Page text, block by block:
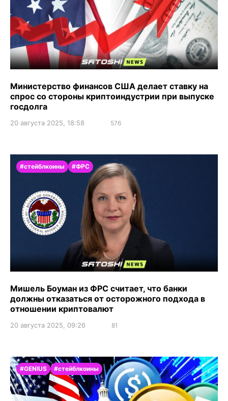
Министерство финансов США делает ставку на
спрос со стороны криптоиндустрии при выпуске
госдолга
20 августа 2025, 18:58 576
#стейблкоины #ФРС
Мишель Боуман из ФРС считает, что банки
должны отказаться от осторожного подхода в
отношении криптовалют
20 августа 2025, 09:26 81
#GENIUS #стейблкоины